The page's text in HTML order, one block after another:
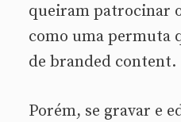
queiram patrocinar
como uma permuta
de branded content.
Porém, se gravar e